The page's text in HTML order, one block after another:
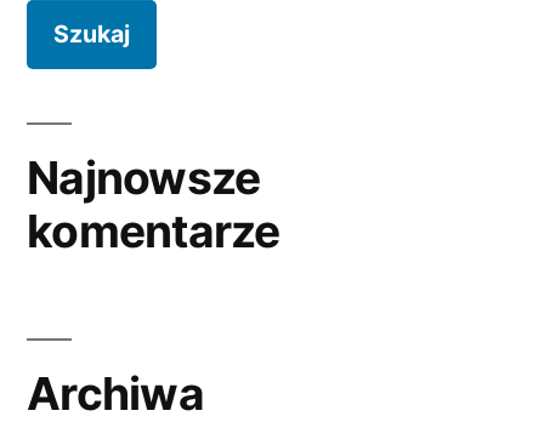
Najnowsze
komentarze
Archiwa